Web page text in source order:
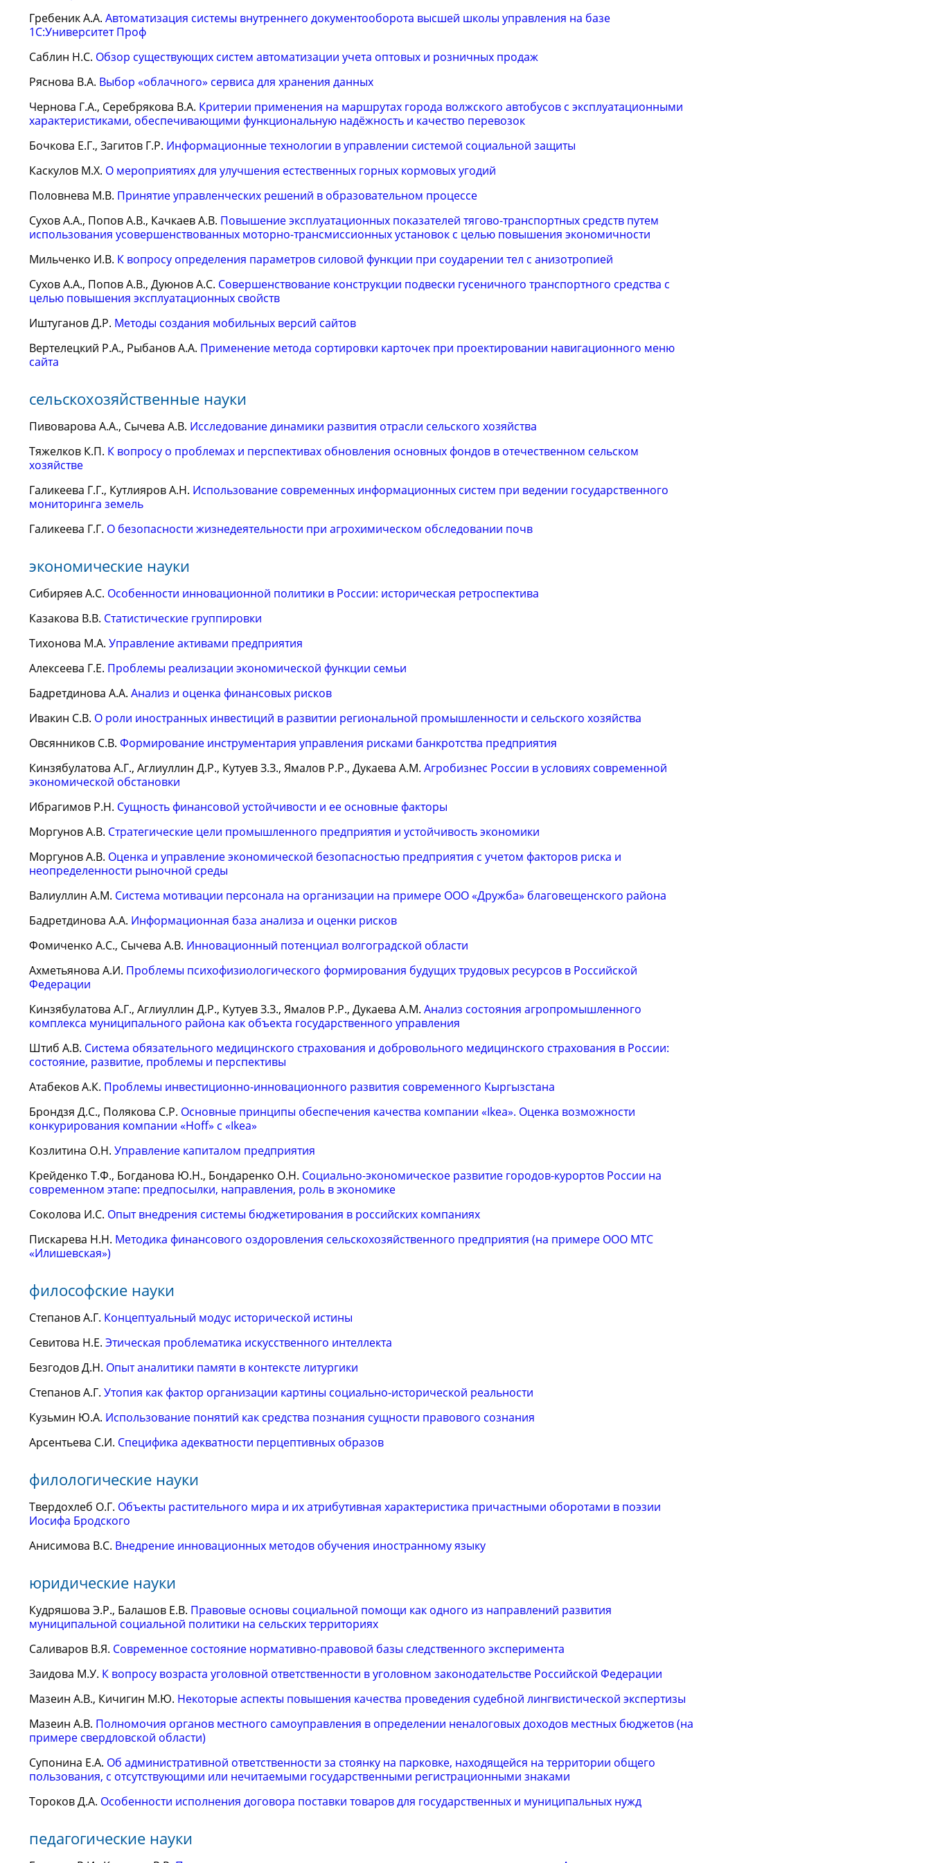
Гребеник А.А. Автоматизация системы внутреннего документооборота высшей школы управления на базе
1С:Университет Проф
Саблин Н.С. Обзор существующих систем автоматизации учета оптовых и розничных продаж
Ряснова В.А. Выбор «облачного» сервиса для хранения данных
Чернова Г.А., Серебрякова В.А. Критерии применения на маршрутах города волжского автобусов с эксплуатационными
характеристиками, обеспечивающими функциональную надёжность и качество перевозок
Бочкова Е.Г., Загитов Г.Р. Информационные технологии в управлении системой социальной защиты
Каскулов М.Х. О мероприятиях для улучшения естественных горных кормовых угодий
Половнева М.В. Принятие управленческих решений в образовательном процессе
Сухов А.А., Попов А.В., Качкаев А.В. Повышение эксплуатационных показателей тягово-транспортных средств путем
использования усовершенствованных моторно-трансмиссионных установок с целью повышения экономичности
Мильченко И.В. К вопросу определения параметров силовой функции при соударении тел с анизотропией
Сухов А.А., Попов А.В., Дуюнов А.С. Совершенствование конструкции подвески гусеничного транспортного средства с
целью повышения эксплуатационных свойств
Иштуганов Д.Р. Методы создания мобильных версий сайтов
Вертелецкий Р.А., Рыбанов А.А. Применение метода сортировки карточек при проектировании навигационного меню
сайта
сельскохозяйственные науки
Пивоварова А.А., Сычева А.В. Исследование динамики развития отрасли сельского хозяйства
Тяжелков К.П. К вопросу о проблемах и перспективах обновления основных фондов в отечественном сельском
хозяйстве
Галикеева Г.Г., Кутлияров А.Н. Использование современных информационных систем при ведении государственного
мониторинга земель
Галикеева Г.Г. О безопасности жизнедеятельности при агрохимическом обследовании почв
экономические науки
Сибиряев А.С. Особенности инновационной политики в России: историческая ретроспектива
Казакова В.В. Статистические группировки
Тихонова М.А. Управление активами предприятия
Алексеева Г.Е. Проблемы реализации экономической функции семьи
Бадретдинова А.А. Анализ и оценка финансовых рисков
Ивакин С.В. О роли иностранных инвестиций в развитии региональной промышленности и сельского хозяйства
Овсянников С.В. Формирование инструментария управления рисками банкротства предприятия
Кинзябулатова А.Г., Аглиуллин Д.Р., Кутуев З.З., Ямалов Р.Р., Дукаева А.М. Агробизнес России в условиях современной
экономической обстановки
Ибрагимов Р.Н. Сущность финансовой устойчивости и ее основные факторы
Моргунов А.В. Стратегические цели промышленного предприятия и устойчивость экономики
Моргунов А.В. Оценка и управление экономической безопасностью предприятия с учетом факторов риска и
неопределенности рыночной среды
Валиуллин А.М. Система мотивации персонала на организации на примере ООО «Дружба» благовещенского района
Бадретдинова А.А. Информационная база анализа и оценки рисков
Фомиченко А.С., Сычева А.В. Инновационный потенциал волгоградской области
Ахметьянова А.И. Проблемы психофизиологического формирования будущих трудовых ресурсов в Российской
Федерации
Кинзябулатова А.Г., Аглиуллин Д.Р., Кутуев З.З., Ямалов Р.Р., Дукаева А.М. Анализ состояния агропромышленного
комплекса муниципального района как объекта государственного управления
Штиб А.В. Система обязательного медицинского страхования и добровольного медицинского страхования в России:
состояние, развитие, проблемы и перспективы
Атабеков А.К. Проблемы инвестиционно-инновационного развития современного Кыргызстана
Брондзя Д.С., Полякова С.Р. Основные принципы обеспечения качества компании «Ikea». Оценка возможности
конкурирования компании «Hoff» с «Ikea»
Козлитина О.Н. Управление капиталом предприятия
Крейденко Т.Ф., Богданова Ю.Н., Бондаренко О.Н. Социально-экономическое развитие городов-курортов России на
современном этапе: предпосылки, направления, роль в экономике
Соколова И.С. Опыт внедрения системы бюджетирования в российских компаниях
Пискарева Н.Н. Методика финансового оздоровления сельскохозяйственного предприятия (на примере ООО МТС
«Илишевская»)
философские науки
Степанов А.Г. Концептуальный модус исторической истины
Севитова Н.Е. Этическая проблематика искусственного интеллекта
Безгодов Д.Н. Опыт аналитики памяти в контексте литургики
Степанов А.Г. Утопия как фактор организации картины социально-исторической реальности
Кузьмин Ю.А. Использование понятий как средства познания сущности правового сознания
Арсентьева С.И. Специфика адекватности перцептивных образов
филологические науки
Твердохлеб О.Г. Объекты растительного мира и их атрибутивная характеристика причастными оборотами в поэзии
Иосифа Бродского
Анисимова В.С. Внедрение инновационных методов обучения иностранному языку
юридические науки
Кудряшова Э.Р., Балашов Е.В. Правовые основы социальной помощи как одного из направлений развития
муниципальной социальной политики на сельских территориях
Саливаров В.Я. Современное состояние нормативно-правовой базы следственного эксперимента
Заидова М.У. К вопросу возраста уголовной ответственности в уголовном законодательстве Российской Федерации
Мазеин А.В., Кичигин М.Ю. Некоторые аспекты повышения качества проведения судебной лингвистической экспертизы
Мазеин А.В. Полномочия органов местного самоуправления в определении неналоговых доходов местных бюджетов (на
примере свердловской области)
Супонина Е.А. Об административной ответственности за стоянку на парковке, находящейся на территории общего
пользования, с отсутствующими или нечитаемыми государственными регистрационными знаками
Тороков Д.А. Особенности исполнения договора поставки товаров для государственных и муниципальных нужд
педагогические науки